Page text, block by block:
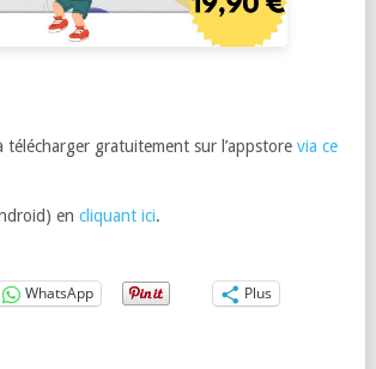
télécharger gratuitement sur l’appstore via ce
en cliquant ici.
WhatsApp Plus